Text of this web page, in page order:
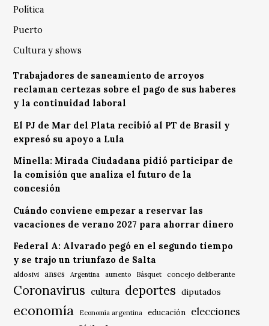
Política
Puerto
Cultura y shows
Trabajadores de saneamiento de arroyos
reclaman certezas sobre el pago de sus haberes
y la continuidad laboral
El PJ de Mar del Plata recibió al PT de Brasil y
expresó su apoyo a Lula
Minella: Mirada Ciudadana pidió participar de
la comisión que analiza el futuro de la
concesión
Cuándo conviene empezar a reservar las
vacaciones de verano 2027 para ahorrar dinero
Federal A: Alvarado pegó en el segundo tiempo
y se trajo un triunfazo de Salta
aldosivi anses Argentina aumento Básquet concejo deliberante
Coronavirus cultura deportes diputados
economía Economía argentina educación elecciones